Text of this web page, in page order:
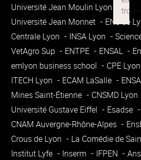
Université Jean Moulin Lyon 3
Université Jean Monnet
ENS de
Centrale Lyon
INSA Lyon
VetAgro Sup
ENTPE ENSAL
emlyon business school
CPE Lyon
ITECH Lyon
ECAM LaSalle
Mines Saint-Étienne
CNSMD Lyon
Université Gustave Eiffel
Esadse
CNAM Auvergne-Rhône-Alpes
Crous de Lyon
La Comédie de
Institut Lyfe
Inserm IFPEN